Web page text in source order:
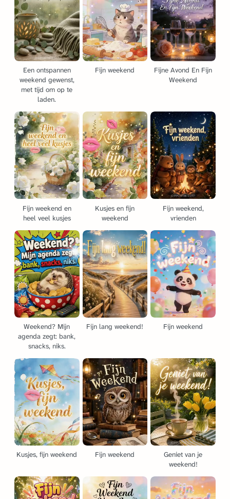
Een ontspannen
weekend gewenst,
met tijd om op te
laden.
Fijn weekend
Fijne Avond En Fijn
Weekend
Fijn weekend en
heel veel kusjes
Kusjes en fijn
weekend
Fijn weekend,
vrienden
Weekend? Mijn
agenda zegt: bank,
snacks, niks.
Fijn lang weekend! Fijn weekend
Kusjes, fijn weekend Fijn weekend
Geniet van je
weekend!